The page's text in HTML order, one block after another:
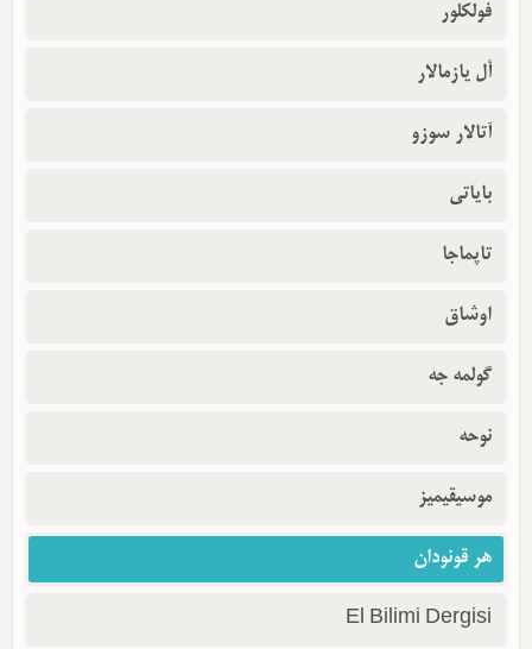
فولکلور
أل یازمالار
آتالار سوزو
بایاتی
تاپماجا
اوشاق
گولمه جه
نوحه
موسیقیمیز
هر قونودان
El Bilimi Dergisi